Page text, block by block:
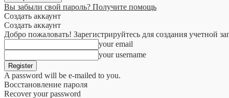
Вы забыли свой пароль? Получите помощь
Создать аккаунт
Создать аккаунт
Добро пожаловать! Зарегистрируйтесь для создания учетной
your email
your username
A password will be e-mailed to you.
Восстановление пароля
Recover your password